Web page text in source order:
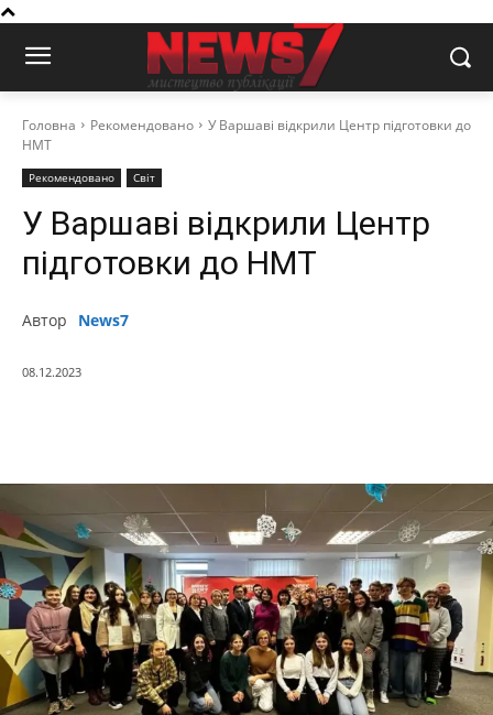
Головна Рекомендовано
У Варшаві відкрили Центр підготовки до
НМТ
Рекомендовано Світ
У Варшаві відкрили Центр
підготовки до НМТ
Автор News7
08.12.2023